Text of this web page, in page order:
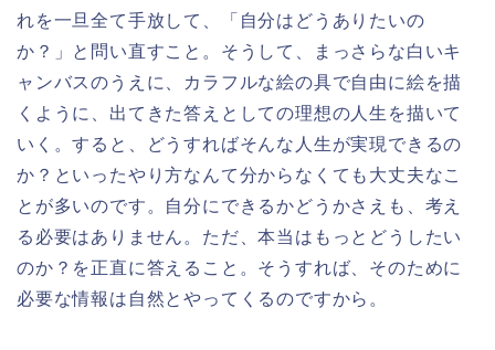
れを一旦全て手放して、「自分はどうありたいの
か？」と問い直すこと。そうして、まっさらな白いキ
ャンバスのうえに、カラフルな絵の具で自由に絵を描
くように、出てきた答えとしての理想の人生を描いて
いく。すると、どうすればそんな人生が実現できるの
か？といったやり方なんて分からなくても大丈夫なこ
とが多いのです。自分にできるかどうかさえも、考え
る必要はありません。ただ、本当はもっとどうしたい
のか？を正直に答えること。そうすれば、そのために
必要な情報は自然とやってくるのですから。